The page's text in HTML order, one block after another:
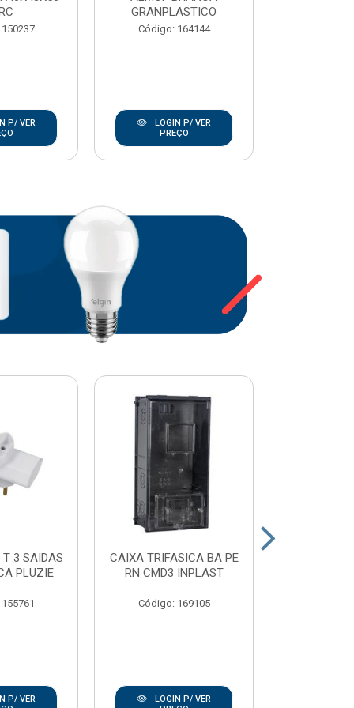
P/ VER
GRANPLASTICO
Código: 164144
LOGIN P/ VER
PREÇO
T 3 SAIDAS
PLUZIE
P/ VER
CAIXA TRIFASICA BA PE
RN CMD3 INPLAST
Código: 169105
LOGIN P/ VER